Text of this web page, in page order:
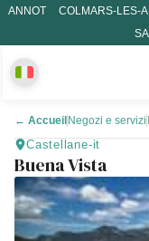
ANNOT COLMARS-LES-
← Accueil Negozi e servizi
Castellane-it
Buena Vista